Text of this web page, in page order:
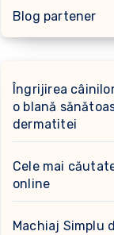
Blog partener
Îngrijirea
o blană
dermatitei
Cele mai
online
Machiaj Simplu